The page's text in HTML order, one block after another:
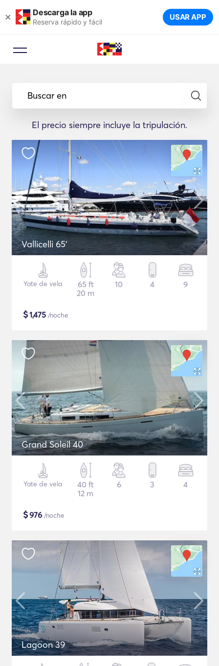
× Descarga la app
Reserva rápido y fácil USAR APP
Buscar en
El precio siempre incluye la tripulación.
Vallicelli 65'
Yate de vela
65 ft
20 m
10 4 9
$1,475 /noche
Grand Soleil 40
Yate de vela
40 ft
12 m
6 3 4
$976 /noche
Lagoon 39